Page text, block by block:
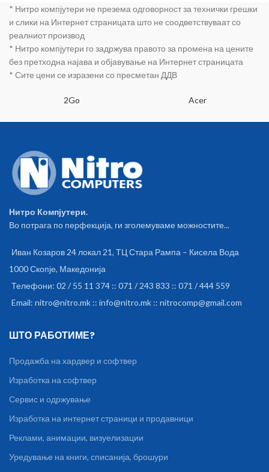
* Нитро компјутери не презема одговорност за технички грешки
и слики на Интернет страницата што не соодветствуваат со
реалниот производ
* Нитро компјутери го задржува правото за промена на цените
без претходна најава и објавување на Интернет страницата
* Сите цени се изразени со пресметан ДДВ
2Go Acer
Нитро Компјутери.
Во потрага по перфекција, ги зголемуваме можностите...
Иван Козаров 24 локал 21, ТЦ Стара Рампа – Кисела Вода
1000 Скопје, Македонија
Телефони: 02 / 55 11 374 :: 071 / 243 833 :: 071 / 444 559
Email: nitro@nitro.mk :: info@nitro.mk :: nitrocomp@gmail.com
ШТО РАБОТИМЕ?
Продажба на хардвер и софтвер
Изработка на софтвер
Сервис и одржување
Изработка на интернет страници и продавници
Реклами, анимации, визуелизации
Уредување на книги, списанија, брошури